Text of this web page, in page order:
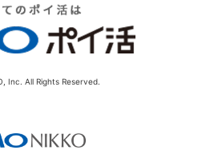
Inc. All Rights Reserved.